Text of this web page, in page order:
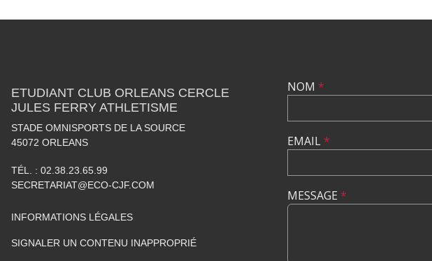
ETUDIANT CLUB ORLEANS CERCLE
JULES FERRY ATHLETISME
STADE OMNISPORTS DE LA SOURCE
45072 ORLEANS
TÉL. : 02.38.23.65.99
SECRETARIAT@ECO-CJF.COM
INFORMATIONS LÉGALES
SIGNALER UN CONTENU INAPPROPRIÉ
NOM *
EMAIL*
MESSAGE *